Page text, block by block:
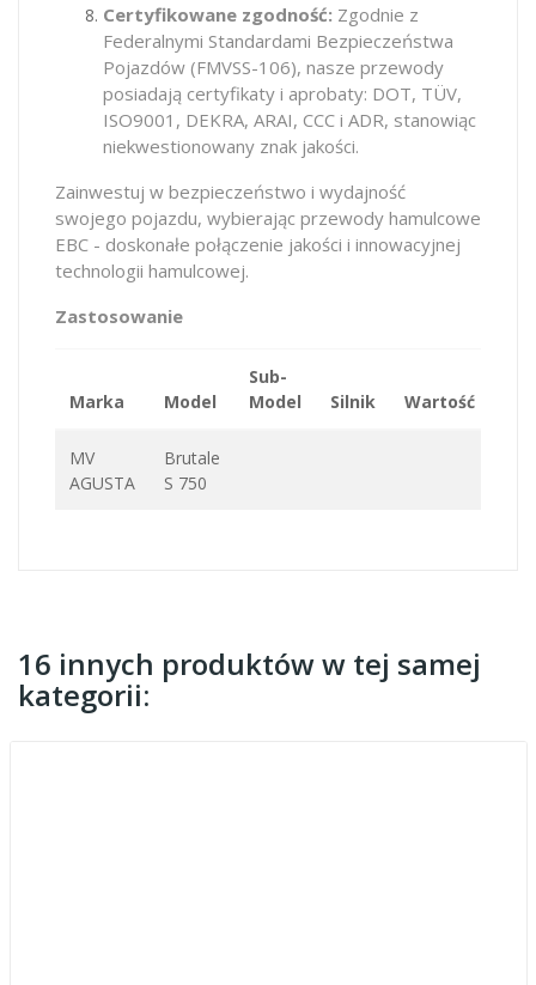
Certyfikowane zgodność: Zgodnie z
Federalnymi Standardami Bezpieczeństwa
Pojazdów (FMVSS-106), nasze przewody
posiadają certyfikaty i aprobaty: DOT, TÜV,
ISO9001, DEKRA, ARAI, CCC i ADR, stanowiąc
niekwestionowany znak jakości.
Zainwestuj w bezpieczeństwo i wydajność
swojego pojazdu, wybierając przewody hamulcowe
EBC - doskonałe połączenie jakości i innowacyjnej
technologii hamulcowej.
Zastosowanie
Marka Model
Sub-
Model
Silnik Wartość
MV
AGUSTA
Brutale
S 750
16 innych produktów w tej samej
kategorii: